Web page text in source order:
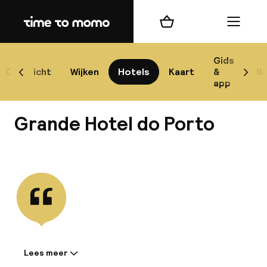
Home
Overzicht Wijken Hotels Kaart
Gids
&
app
Scroll naar links
Winkelmand Menu
Grande Hotel do Porto
Informatie gedeeld door de
Lees meer